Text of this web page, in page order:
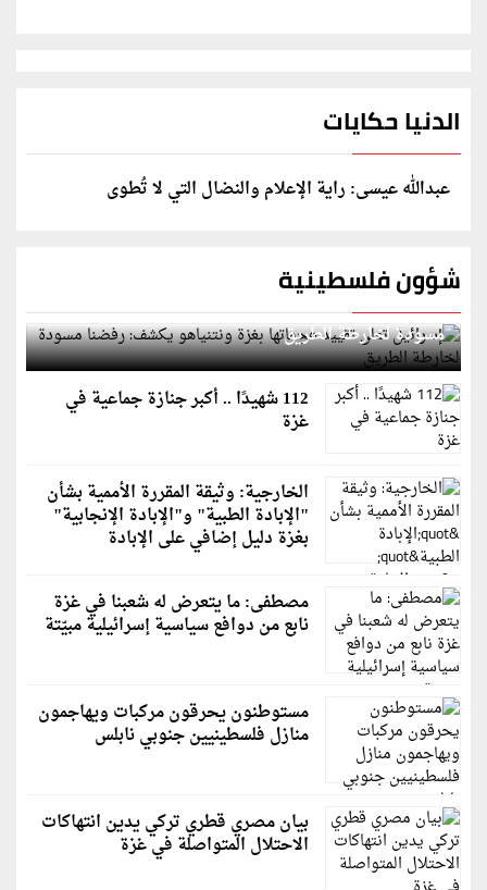
الدنيا حكايات
عبدالله عيسى: راية الإعلام والنضال التي لا تُطوى
شؤون فلسطينية
إسرائيل تعلن تقييد هجماتها بغزة ونتنياهو يكشف: رفضنا
مسودة لخارطة الطريق
112 شهيدًا .. أكبر جنازة جماعية في
غزة
الخارجية: وثيقة المقررة الأممية بشأن
"الإبادة الطبية" و"الإبادة الإنجابية"
بغزة دليل إضافي على الإبادة
مصطفى: ما يتعرض له شعبنا في غزة
نابع من دوافع سياسية إسرائيلية مبيّتة
مستوطنون يحرقون مركبات ويهاجمون
منازل فلسطينيين جنوبي نابلس
بيان مصري قطري تركي يدين انتهاكات
الاحتلال المتواصلة في غزة